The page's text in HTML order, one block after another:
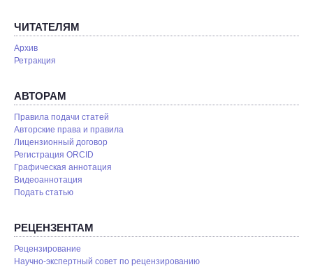
ЧИТАТЕЛЯМ
Архив
Ретракция
АВТОРАМ
Правила подачи статей
Авторские права и правила
Лицензионный договор
Регистрация ORCID
Графическая аннотация
Видеоаннотация
Подать статью
РЕЦЕНЗЕНТАМ
Рецензирование
Научно-экспертный совет по рецензированию